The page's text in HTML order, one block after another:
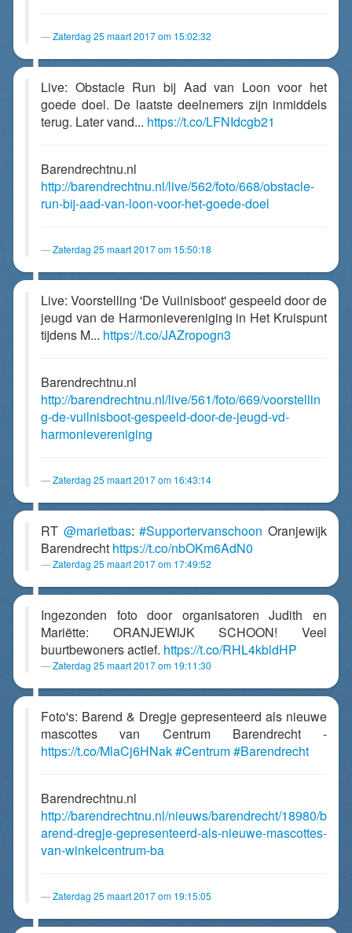
Zaterdag 25 maart 2017 om 15:02:32
Live: Obstacle Run bij Aad van Loon voor het
goede doel. De laatste deelnemers zijn inmiddels
terug. Later vand... https://t.co/LFNIdcgb21
Barendrechtnu.nl
http://barendrechtnu.nl/live/562/foto/668/obstacle-
run-bij-aad-van-loon-voor-het-goede-doel
Zaterdag 25 maart 2017 om 15:50:18
Live: Voorstelling 'De Vuilnisboot' gespeeld door de
jeugd van de Harmonievereniging in Het Kruispunt
tijdens M... https://t.co/JAZropogn3
Barendrechtnu.nl
http://barendrechtnu.nl/live/561/foto/669/voorstellin
g-de-vuilnisboot-gespeeld-door-de-jeugd-vd-
harmonievereniging
Zaterdag 25 maart 2017 om 16:43:14
RT @marietbas:#Supportervanschoon Oranjewijk
Barendrecht https://t.co/nbOKm6AdN0
Zaterdag 25 maart 2017 om 17:49:52
Ingezonden foto door organisatoren Judith en
Mariëtte: ORANJEWIJK SCHOON! Veel
buurtbewoners actief. https://t.co/RHL4kbldHP
Zaterdag 25 maart 2017 om 19:11:30
Foto's: Barend & Dregje gepresenteerd als nieuwe
mascottes van Centrum Barendrecht -
https://t.co/MlaCj6HNak#Centrum#Barendrecht
Barendrechtnu.nl
http://barendrechtnu.nl/nieuws/barendrecht/18980/b
arend-dregje-gepresenteerd-als-nieuwe-mascottes-
van-winkelcentrum-ba
Zaterdag 25 maart 2017 om 19:15:05